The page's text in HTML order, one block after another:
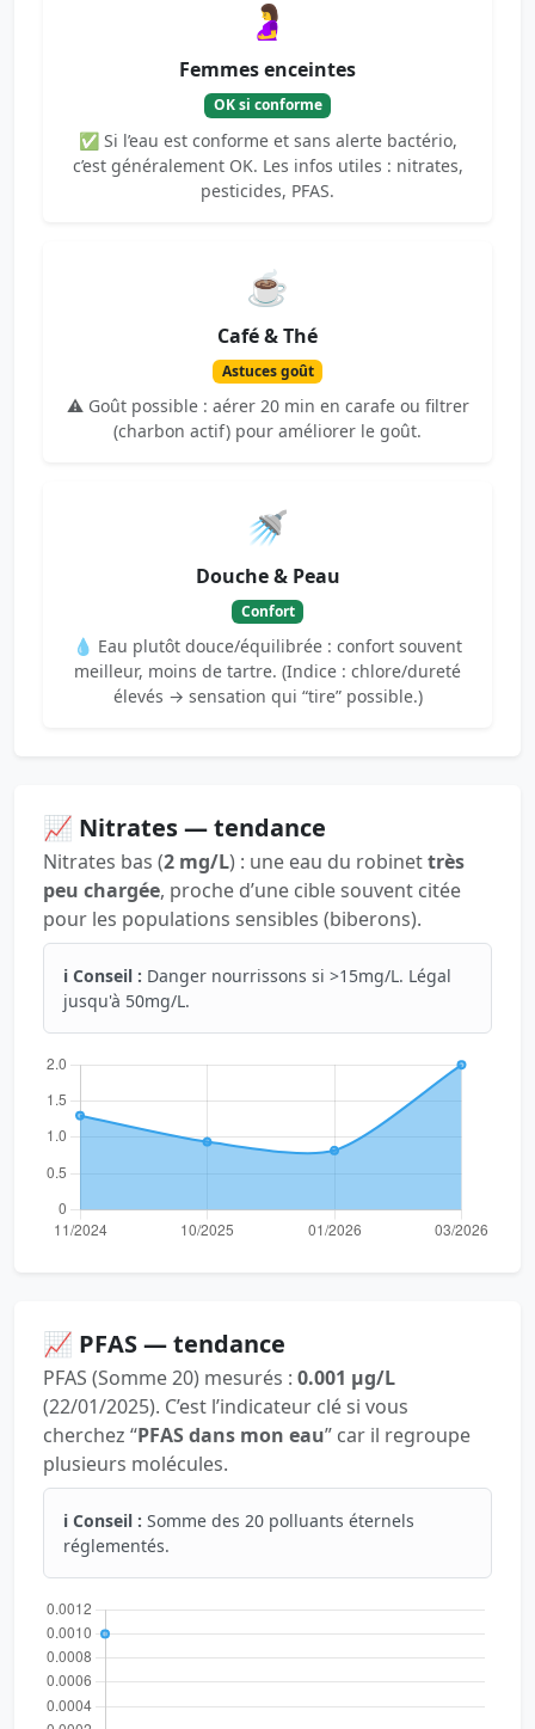
🤰
Femmes enceintes
OK si conforme
✅ Si l’eau est conforme et sans alerte bactério,
c’est généralement OK. Les infos utiles : nitrates,
pesticides, PFAS.
☕
Café & Thé
Astuces goût
⚠️ Goût possible : aérer 20 min en carafe ou filtrer
(charbon actif) pour améliorer le goût.
🚿
Douche & Peau
Confort
💧 Eau plutôt douce/équilibrée : confort souvent
meilleur, moins de tartre. (Indice : chlore/dureté
élevés → sensation qui “tire” possible.)
📈 Nitrates — tendance
Nitrates bas (2 mg/L) : une eau du robinettrès
peu chargée, proche d’une cible souvent citée
pour les populations sensibles (biberons).
ℹ️ Conseil : Danger nourrissons si >15mg/L. Légal
jusqu'à 50mg/L.
📈 PFAS — tendance
PFAS (Somme 20) mesurés : 0.001 µg/L
(22/01/2025). C’est l’indicateur clé si vous
cherchez “PFAS dans mon eau” car il regroupe
plusieurs molécules.
ℹ️ Conseil : Somme des 20 polluants éternels
réglementés.